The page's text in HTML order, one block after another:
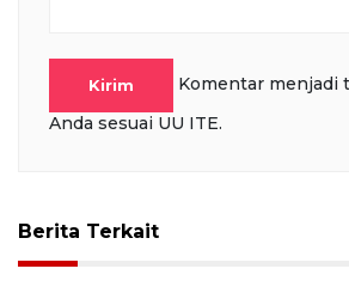
Kirim
Komentar menjadi
Anda sesuai UU ITE.
Berita Terkait